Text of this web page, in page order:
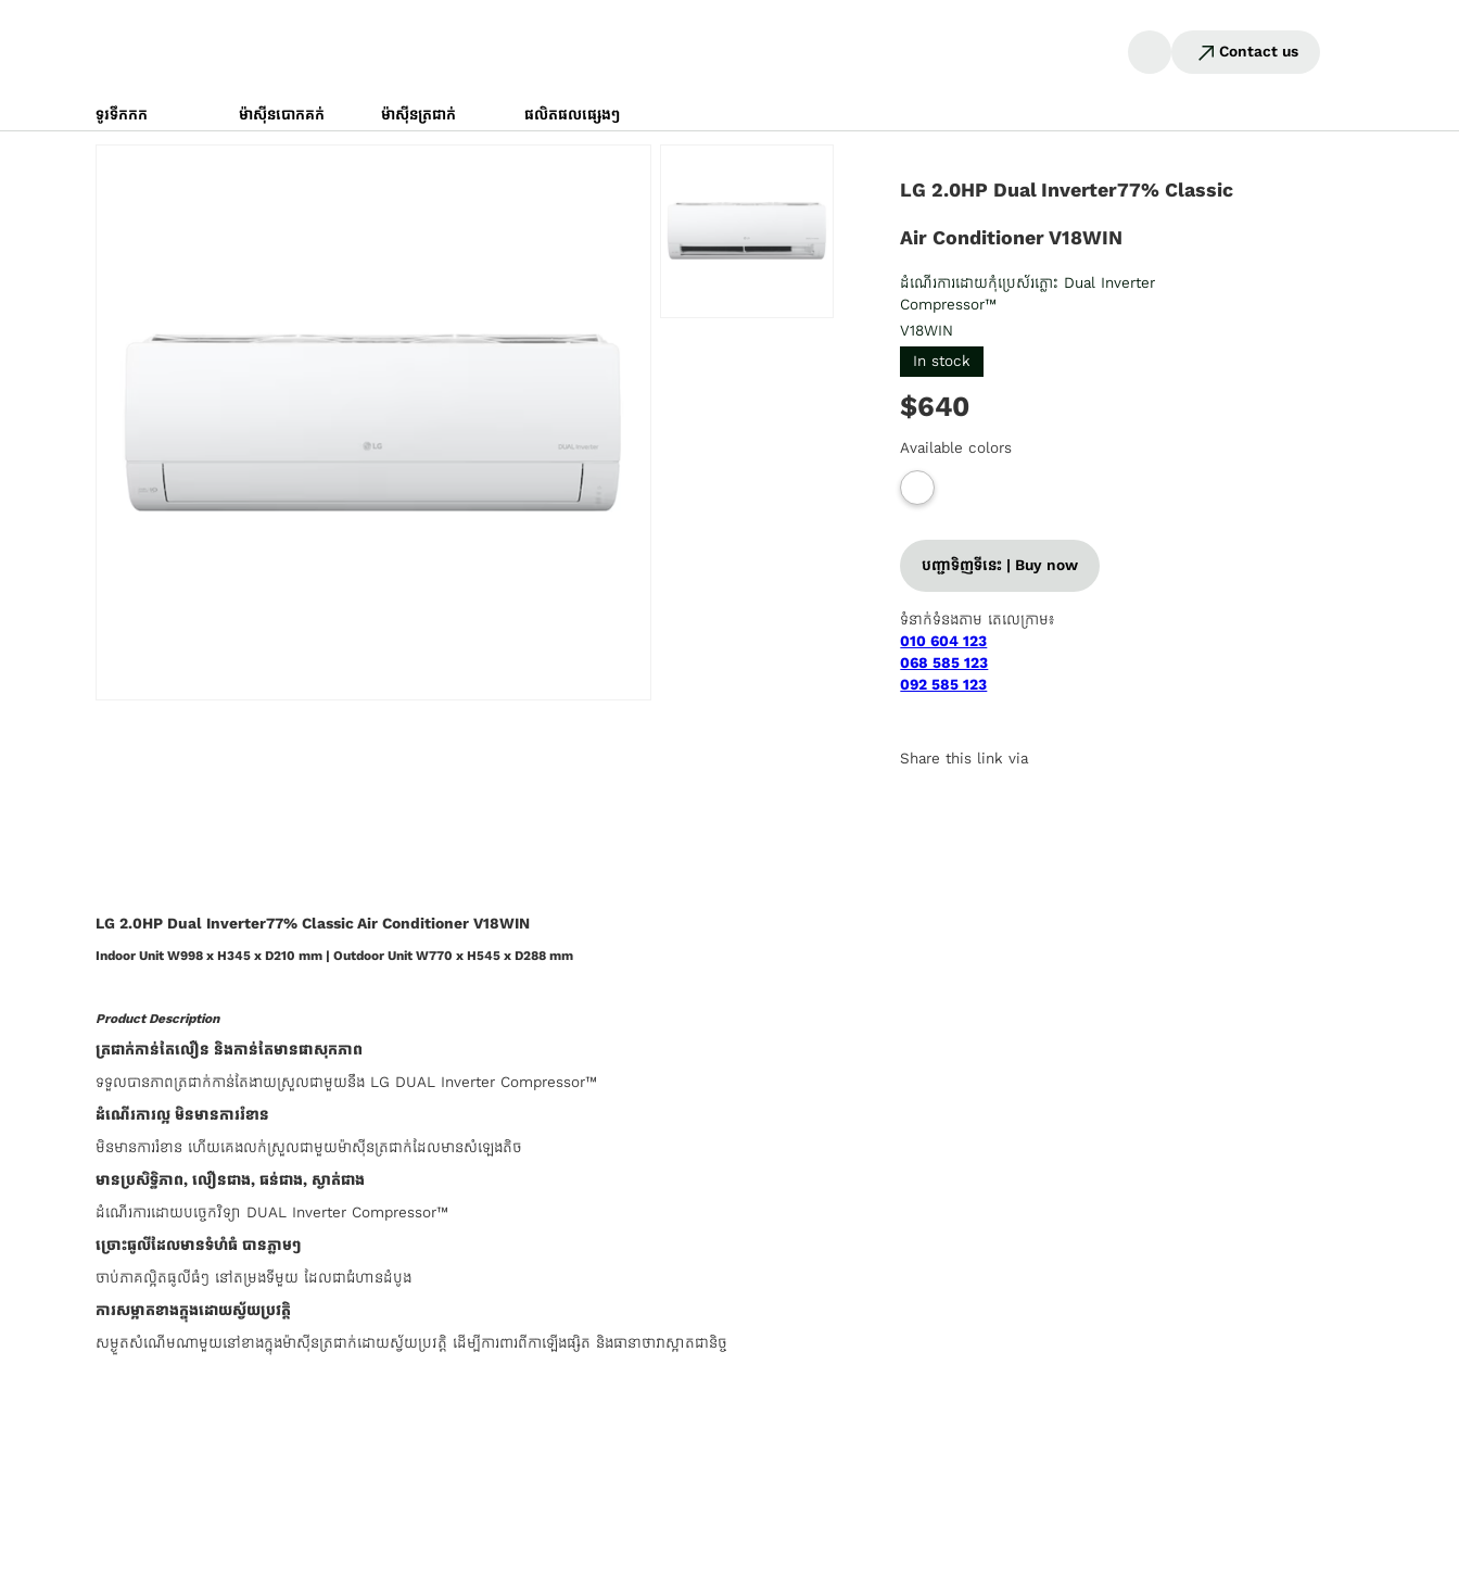
Contact us
ទូរទឹកកក ម៉ាស៊ីនបោកគក់ ម៉ាស៊ីនត្រជាក់ ផលិតផលផ្សេងៗ
LG 2.0HP Dual Inverter77% Classic
Air Conditioner V18WIN
ដំណើរការដោយកុំប្រេស័រភ្លោះ Dual Inverter
Compressor™
V18WIN
In stock
$640
Available colors
បញ្ជាទិញទីនេះ | Buy now
ទំនាក់ទំនងតាម តេលេក្រាម៖
010 604 123
068 585 123
092 585 123
Share this link via
LG 2.0HP Dual Inverter77% Classic Air Conditioner V18WIN
Indoor Unit W998 x H345 x D210 mm | Outdoor Unit W770 x H545 x D288 mm
Product Description
ត្រជាក់កាន់តែលឿន និងកាន់តែមានផាសុកភាព
ទទួលបានភាពត្រជាក់កាន់តែងាយស្រួលជាមួយនឹង LG DUAL Inverter Compressor™
ដំណើរការល្អ មិនមានការរំខាន
មិនមានការរំខាន ហើយគេងលក់ស្រួលជាមួយម៉ាស៊ីនត្រជាក់ដែលមានសំឡេងតិច
មានប្រសិទ្ធិភាព, លឿនជាង,​​ ធន់ជាង, ស្ងាត់ជាង
ដំណើរការដោយបច្ចេកវិទ្យា DUAL Inverter Compressor™
ច្រោះធូលីដែលមានទំហំធំ បានភ្លាមៗ
ចាប់ភាគល្អិតធូលីធំៗ នៅតម្រងទីមួយ ដែលជាជំហានដំបូង
ការសម្អាតខាងក្នុងដោយស្វ័យប្រវត្តិ
សម្ងួតសំណើមណាមួយនៅខាងក្នុងម៉ាស៊ីនត្រជាក់ដោយស្វ័យប្រវត្តិ ដើម្បីការពារពីកាឡើងផ្សិត និងធានាថាវាស្អាតជានិច្ច